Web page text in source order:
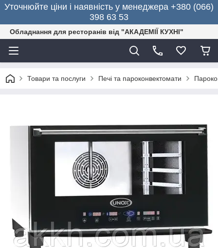
Уточнюйте ціни і наявність у менеджера +380 (066)
398 63 53
Обладнання для ресторанів від "АКАДЕМІЇ КУХНІ"
Товари та послуги Печі та пароконвектомати